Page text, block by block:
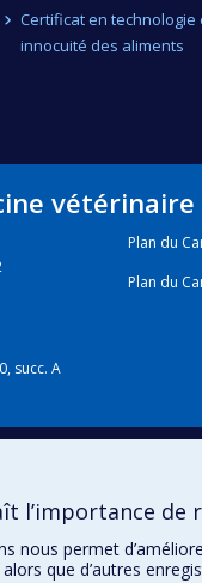
Certificat en technologie
innocuité des aliments
vétérinaire
succ. A
Plan du
Plan du
l’importance
nous permet
que d’autres